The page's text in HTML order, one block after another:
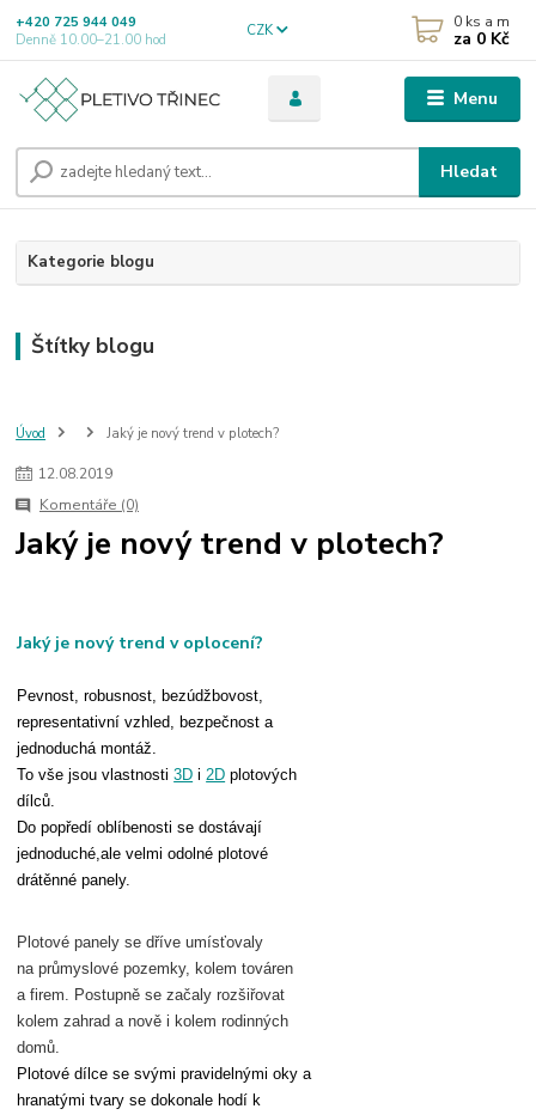
Menu
CZK
Hledat
+420 725 944 049
Denně 10.00–21.00 hod
0 ks a m
za 0 Kč
Kategorie blogu
Štítky blogu
Úvod Jaký je nový trend v plotech?
12.08.2019
Komentáře (0)
Jaký je nový trend v plotech?
Jaký je nový trend v oplocení?
Pevnost, robusnost, bezúdžbovost,
representativní vzhled, bezpečnost a
jednoduchá montáž.
To vše jsou vlastnosti3D i2D plotových
dílců.
Do popředí oblíbenosti se dostávají
jednoduché,ale velmi odolné plotové
drátěnné panely.
Plotové panely se dříve umísťovaly
na průmyslové pozemky, kolem továren
a firem. Postupně se začaly rozšiřovat
kolem zahrad a nově i kolem rodinných
domů.
Plotové dílce se svými pravidelnými oky a
hranatými tvary se dokonale hodí k